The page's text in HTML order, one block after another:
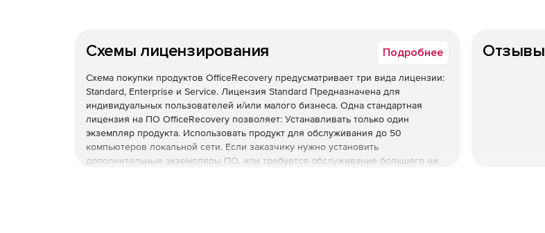
Схемы лицензирования Подробнее
Схема покупки продуктов OfficeRecovery предусматривает три вида лицензии:
Standard, Enterprise и Service. Лицензия Standard Предназначена для
индивидуальных пользователей и/или малого бизнеса. Одна стандартная
лицензия на ПО OfficeRecovery позволяет: Устанавливать только один
экземпляр продукта. Использовать продукт для обслуживания до 50
компьютеров локальной сети. Если заказчику нужно установить
дополнительные экземпляры ПО, или требуется обслуживание большего чи
Отзывы